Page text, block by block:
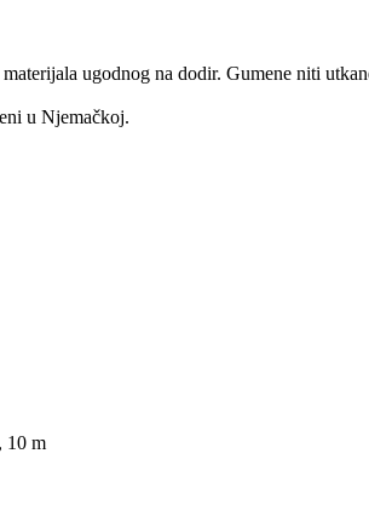
ugodnog na dodir. Gumene niti
u Njemačkoj.
10 m